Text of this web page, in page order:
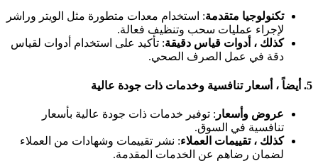
تكنولوجيا متقدمة: استخدام معدات متطورة مثل الويتر وراشر
لإجراء عمليات سحب وتنظيف فعالة.
كذلك ، أدوات قياس دقيقة: تأكيد على استخدام أدوات لقياس
دقة في عمل الصرف الصحي.
أيضاً ، أسعار تنافسية وخدمات ذات جودة عالية
عروض وأسعار: توفير خدمات ذات جودة عالية بأسعار
تنافسية في السوق.
كذلك ، تقييمات العملاء: نشر تقييمات وشهادات من العملاء
لضمان رضاهم عن الخدمات المقدمة.